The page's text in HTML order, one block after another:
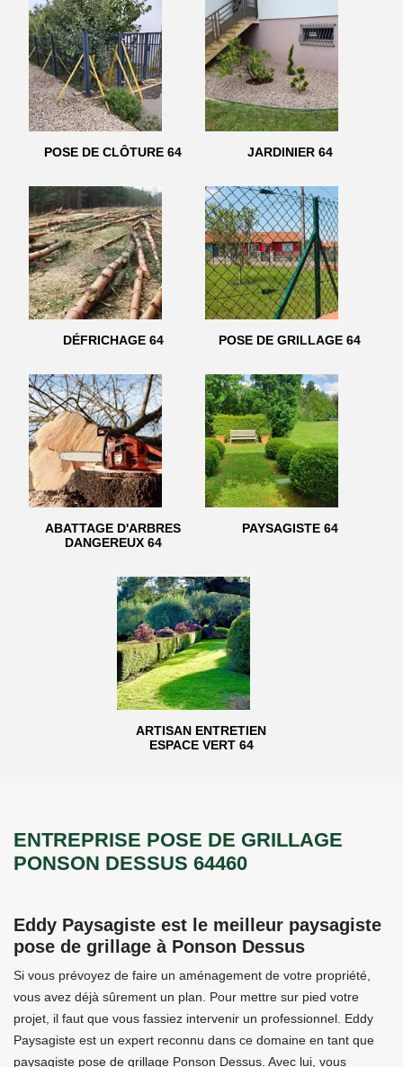
POSE DE CLÔTURE 64 JARDINIER 64
DÉFRICHAGE 64 POSE DE GRILLAGE 64
ABATTAGE D'ARBRES
DANGEREUX 64
PAYSAGISTE 64
ARTISAN ENTRETIEN
ESPACE VERT 64
ENTREPRISE POSE DE GRILLAGE
PONSON DESSUS 64460
Eddy Paysagiste est le meilleur paysagiste
pose de grillage à Ponson Dessus
Si vous prévoyez de faire un aménagement de votre propriété,
vous avez déjà sûrement un plan. Pour mettre sur pied votre
projet, il faut que vous fassiez intervenir un professionnel. Eddy
Paysagiste est un expert reconnu dans ce domaine en tant que
paysagiste pose de grillage Ponson Dessus. Avec lui, vous